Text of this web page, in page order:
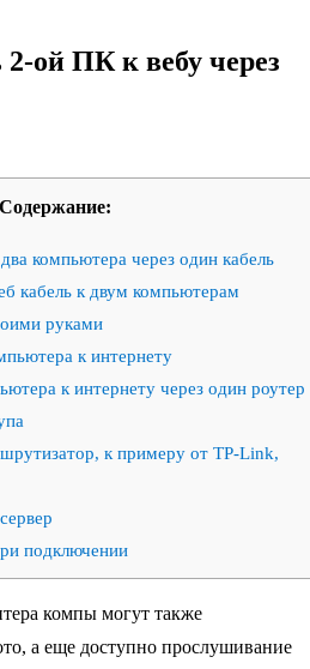
ой ПК к вебу через
Содержание:
компьютера через один кабель
кабель к двум компьютерам
руками
к интернету
к интернету через один роутер
к примеру от TP-Link,
подключении
компы могут также
а еще доступно прослушивание